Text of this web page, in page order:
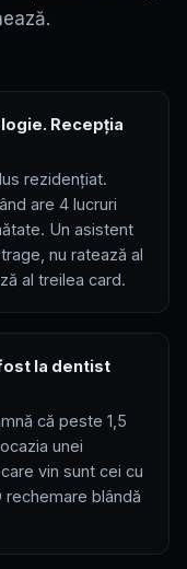
Recepția
rezidențiat.
are 4 lucruri
Un asistent
nu ratează al
al treilea card.
la dentist
că peste 1,5
unei
vin sunt cei cu
blândă